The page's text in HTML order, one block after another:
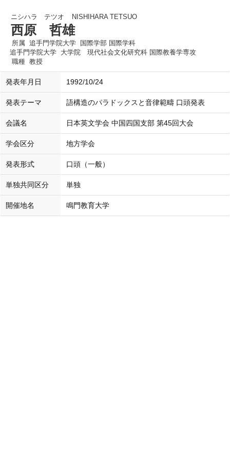
ニシハラ テツオ NISHIHARA TETSUO
西原 哲雄
所属 追手門学院大学 国際学部 国際学科
追手門学院大学 大学院 現代社会文化研究科 国際教養学専攻
職種 教授
発表年月日 1992/10/24
発表テーマ 語構造のパラドックスと音律範疇 口頭発表
会議名 日本英文学会 中国四国支部 第45回大会
学会区分 地方学会
発表形式 口頭（一般）
単独共同区分 単独
開催地名 鳴門教育大学